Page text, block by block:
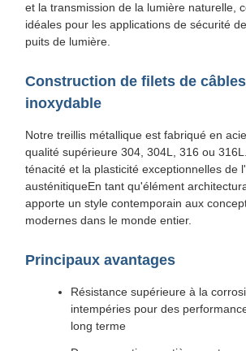
et la transmission de la lumière naturelle,
idéales pour les applications de sécurité
puits de lumière.
Construction de filets de
inoxydable
Notre treillis métallique est fabriqué en
qualité supérieure 304, 304L, 316 ou
ténacité et la plasticité exceptionnelles de
austénitiqueEn tant qu'élément
apporte un style contemporain aux
modernes dans le monde entier.
Principaux avantages
Résistance supérieure à la
intempéries pour des
long terme